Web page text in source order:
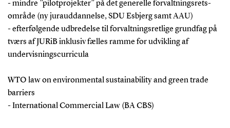
- mindre ”pilotprojekter” på det generelle forvaltningsrets-
område (ny jurauddannelse, SDU Esbjerg samt AAU)
- efterfølgende udbredelse til forvaltningsretlige grundfag på
tværs af JURiB inklusiv fælles ramme for udvikling af
undervisningscurricula
WTO law on environmental sustainability and green trade
barriers
- International Commercial Law (BA CBS)